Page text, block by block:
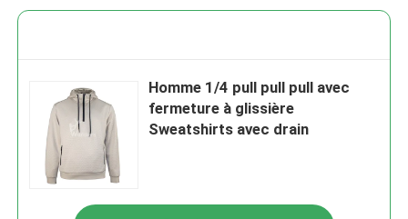
Homme 1/4 pull pull pull avec
fermeture à glissière
Sweatshirts avec drain